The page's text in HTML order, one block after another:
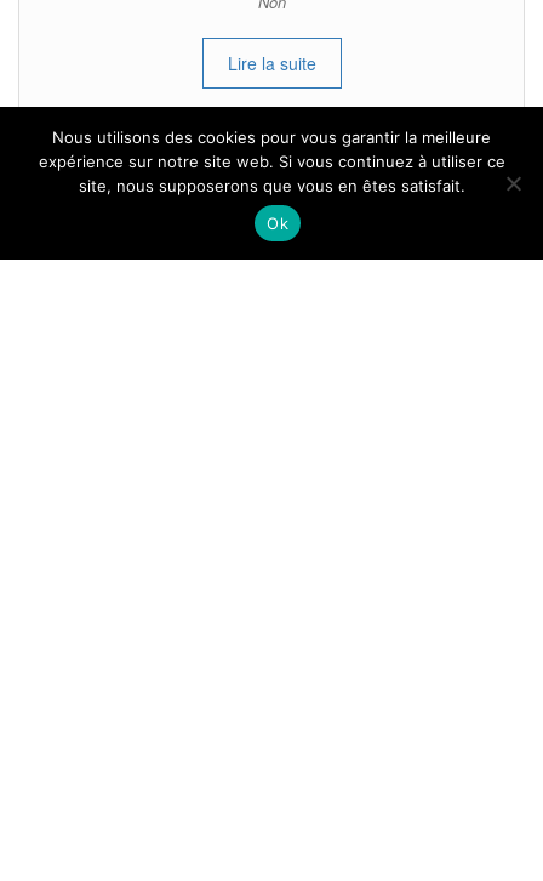
Lire la suite
Tous droits reservés.
Nous utilisons des cookies pour vous garantir la meilleure
expérience sur notre site web. Si vous continuez à utiliser ce
site, nous supposerons que vous en êtes satisfait.
Ok